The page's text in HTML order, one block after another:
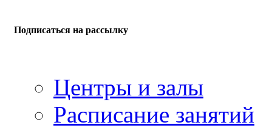
Подписаться на рассылку
Центры и залы
Расписание занятий